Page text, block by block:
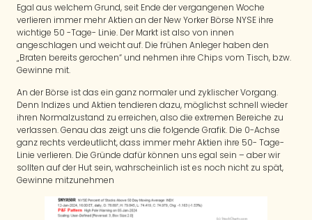
Egal aus welchem Grund, seit Ende der vergangenen Woche
verlieren immer mehr Aktien an der New Yorker Börse NYSE ihre
wichtige 50 -Tage- Linie. Der Markt ist also von innen
angeschlagen und weicht auf. Die frühen Anleger haben den
„Braten bereits gerochen“ und nehmen ihre Chips vom Tisch, bzw.
Gewinne mit.
An der Börse ist das ein ganz normaler und zyklischer Vorgang.
Denn Indizes und Aktien tendieren dazu, möglichst schnell wieder
ihren Normalzustand zu erreichen, also die extremen Bereiche zu
verlassen. Genau das zeigt uns die folgende Grafik. Die 0-Achse
ganz rechts verdeutlicht, dass immer mehr Aktien ihre 50- Tage-
Linie verlieren. Die Gründe dafür können uns egal sein – aber wir
sollten auf der Hut sein, wahrscheinlich ist es noch nicht zu spät,
Gewinne mitzunehmen